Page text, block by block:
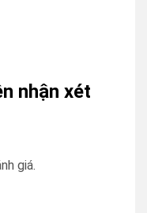
nhận xét
giá.